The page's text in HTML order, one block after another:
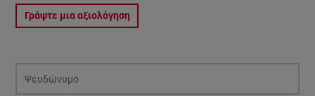
Γράψτε μια αξιολόγηση